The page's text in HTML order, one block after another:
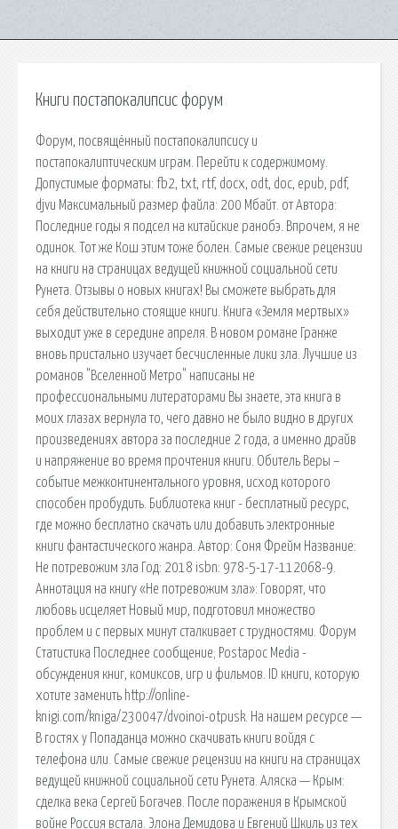
Книги постапокалипсис форум
Форум, посвящённый постапокалипсису и
постапокалиптическим играм. Перейти к содержимому.
Допустимые форматы: fb2, txt, rtf, docx, odt, doc, epub, pdf,
djvu Максимальный размер файла: 200 Мбайт. от Автора:
Последние годы я подсел на китайские ранобэ. Впрочем, я не
одинок. Тот же Кош этим тоже болен. Самые свежие рецензии
на книги на страницах ведущей книжной социальной сети
Рунета. Отзывы о новых книгах! Вы сможете выбрать для
себя действительно стоящие книги. Книга «Земля мертвых»
выходит уже в середине апреля. В новом романе Гранже
вновь пристально изучает бесчисленные лики зла. Лучшие из
романов "Вселенной Метро" написаны не
профессиональными литераторами Вы знаете, эта книга в
моих глазах вернула то, чего давно не было видно в других
произведениях автора за последние 2 года, а именно драйв
и напряжение во время прочтения книги. Обитель Веры –
событие межконтинентального уровня, исход которого
способен пробудить. Библиотека книг - бесплатный ресурс,
где можно бесплатно скачать или добавить электронные
книги фантастического жанра. Автор: Соня Фрейм Название:
Не потревожим зла Год: 2018 isbn: 978-5-17-112068-9.
Аннотация на книгу «Не потревожим зла»: Говорят, что
любовь исцеляет Новый мир, подготовил множество
проблем и с первых минут сталкивает с трудностями. Форум
Статистика Последнее сообщение; Postapoc Media -
обсуждения книг, комиксов, игр и фильмов. ID книги, которую
хотите заменить http://online-
knigi.com/kniga/230047/dvoinoi-otpusk. На нашем ресурсе —
В гостях у Попаданца можно скачивать книги войдя с
телефона или. Самые свежие рецензии на книги на страницах
ведущей книжной социальной сети Рунета. Аляска — Крым:
сделка века Сергей Богачев. После поражения в Крымской
войне Россия встала. Элона Демидова и Евгений Шкиль из тех